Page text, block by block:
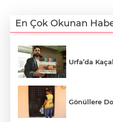
En Çok Okunan
Urfa’da
Gönüllere